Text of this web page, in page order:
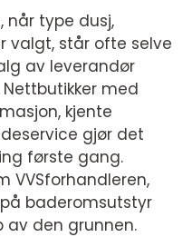
når type dusj,
valgt, står ofte selve
av leverandør
med
kjente
gjør det
første gang.
VVSforhandleren,
baderomsutstyr
av den grunnen.